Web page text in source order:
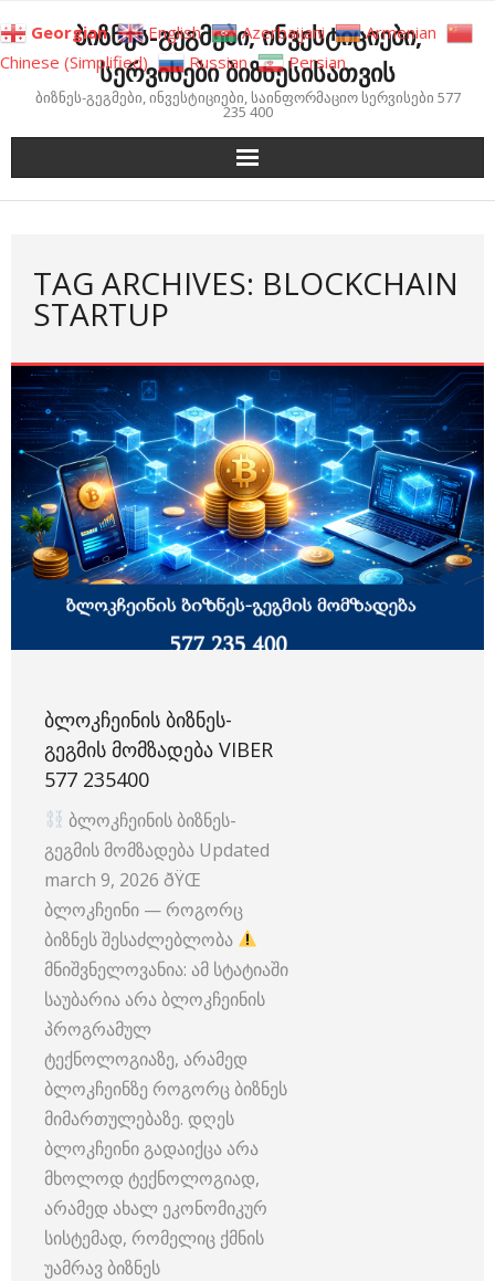
to
content
ბიზნეს-გეგმები, ინვესტიციები,
სერვისები ბიზნესისათვის
ბიზნეს-გეგმები, ინვესტიციები, საინფორმაციო სერვისები 577
235 400
TAG ARCHIVES: BLOCKCHAIN
STARTUP
ᲑᲚᲝᲙᲩᲔᲘᲜᲘᲡ ᲑᲘᲖᲜᲔᲡ-
ᲒᲔᲒᲛᲘᲡ ᲛᲝᲛᲖᲐᲓᲔᲑᲐ VIBER
577 235400
ბლოკჩეინის ბიზნეს-
გეგმის მომზადება Updated
march 9, 2026 ðŸŒ
ბლოკჩეინი — როგორც
ბიზნეს შესაძლებლობა
მნიშვნელოვანია: ამ სტატიაში
საუბარია არა ბლოკჩეინის
პროგრამულ
ტექნოლოგიაზე, არამედ
ბლოკჩეინზე როგორც ბიზნეს
მიმართულებაზე. დღეს
ბლოკჩეინი გადაიქცა არა
მხოლოდ ტექნოლოგიად,
არამედ ახალ ეკონომიკურ
სისტემად, რომელიც ქმნის
უამრავ ბიზნეს
Georgian English Azerbaijani
Armenian
Chinese (Simplified)
Russian Persian